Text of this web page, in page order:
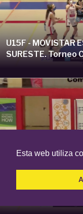
Esta web utiliza
U15F - MOVISTAR
SURESTE. Torneo
U15F - B.